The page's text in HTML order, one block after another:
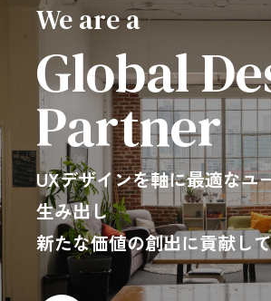
We are a
Global
Partner
UXデザインを軸に最適なユ
生み出し
新たな価値の創出に貢献し